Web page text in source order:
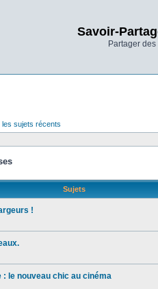
Savoir-
Partager
les sujets récents
Sujets
!
: le nouveau chic au cinéma